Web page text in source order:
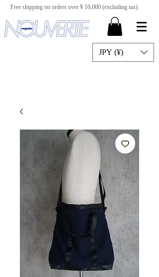
Free shipping on orders over ¥ 10,000 (excluding tax).
JPY (¥)